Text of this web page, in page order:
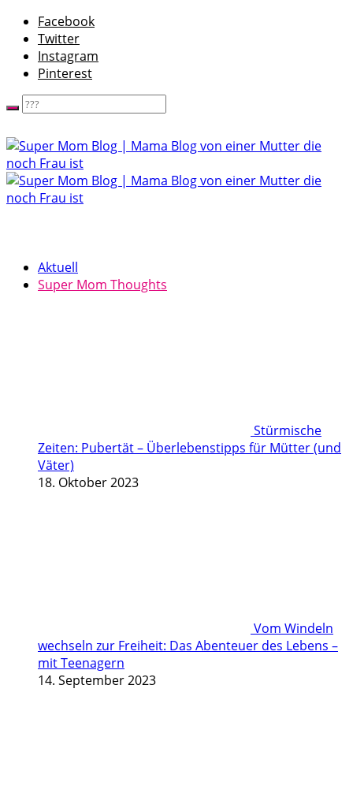
Facebook
Twitter
Instagram
Pinterest
Aktuell
Super Mom Thoughts
Stürmische
Zeiten: Pubertät – Überlebenstipps für Mütter (und
Väter)
18. Oktober 2023
Vom Windeln
wechseln zur Freiheit: Das Abenteuer des Lebens –
mit Teenagern
14. September 2023